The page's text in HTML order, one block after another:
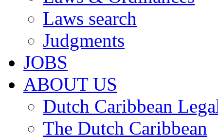
Laws search
Judgments
JOBS
ABOUT US
Dutch Caribbean
The Dutch Caribbean